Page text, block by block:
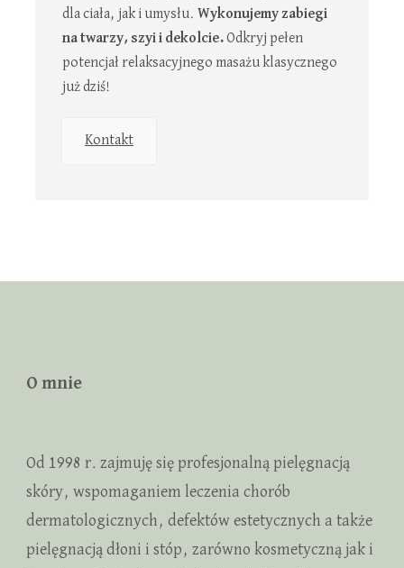
dla ciała, jak i umysłu. Wykonujemy zabiegi
na twarzy, szyi i dekolcie.Odkryj pełen
potencjał relaksacyjnego masażu klasycznego
już dziś!
Kontakt
O mnie
Od 1998 r. zajmuję się profesjonalną pielęgnacją
skóry, wspomaganiem leczenia chorób
dermatologicznych, defektów estetycznych a także
pielęgnacją dłoni i stóp, zarówno kosmetyczną jak i